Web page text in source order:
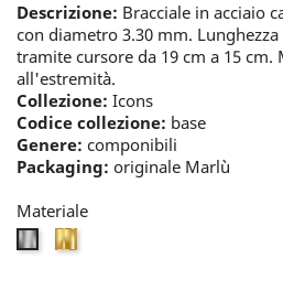
Descrizione: Bracciale in acciaio
con diametro 3.30 mm.
tramite cursore da 19 cm a 15
all'estremità.
Collezione: Icons
Codice collezione: base
Genere: componibili
Packaging: originale Marlù
Materiale
bianco